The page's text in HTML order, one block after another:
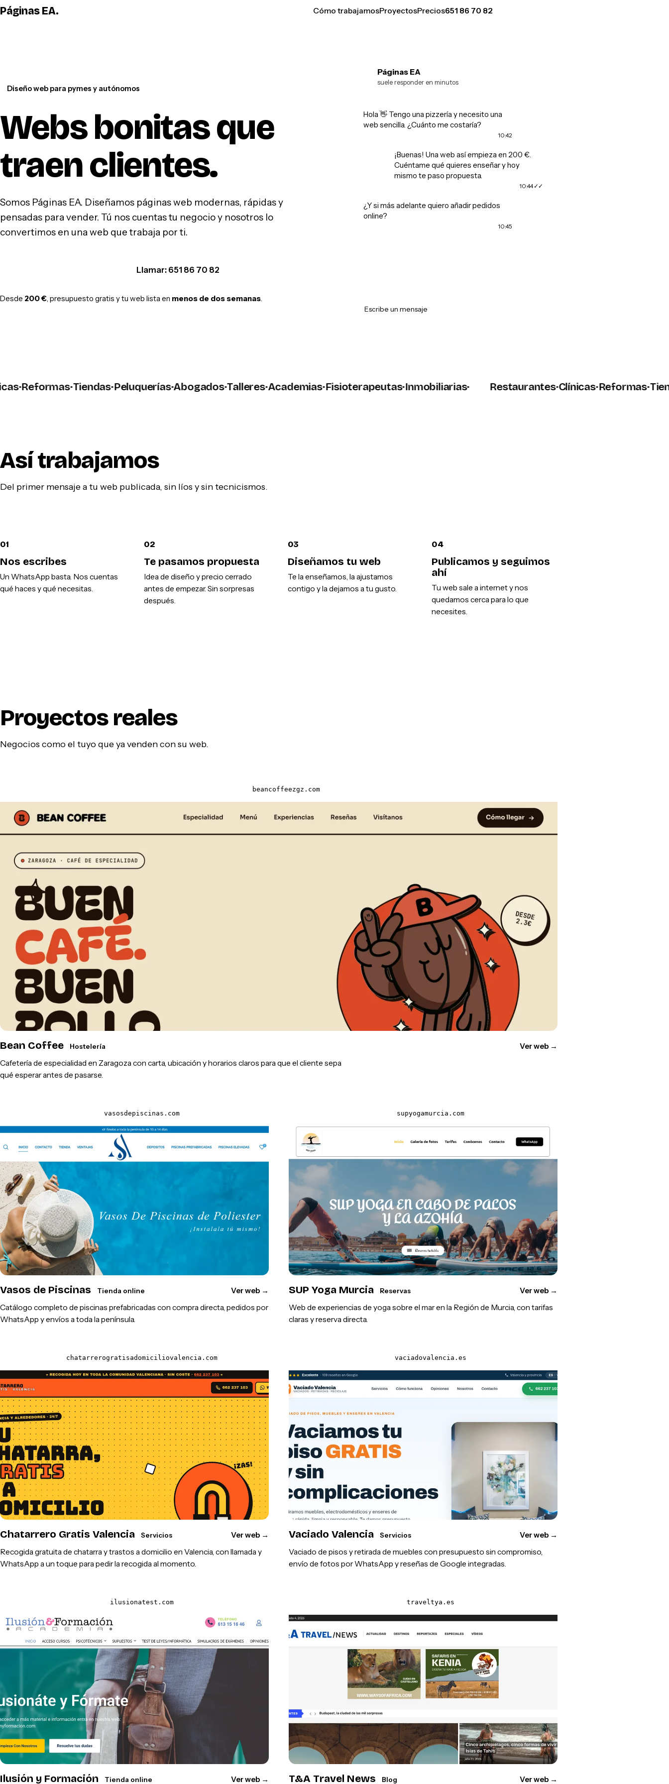
Páginas EA. Cómo trabajamosProyectosPrecios651 86 70 82
Diseño web para pymes y autónomos
Webs bonitas que
traen clientes.
Somos Páginas EA. Diseñamos páginas web modernas, rápidas y
pensadas para vender. Tú nos cuentas tu negocio y nosotros lo
convertimos en una web que trabaja por ti.
Llamar: 651 86 70 82
Desde 200 €, presupuesto gratis y tu web lista en menos de dos semanas.
Páginas EA
suele responder en minutos
Hola 👋 Tengo una pizzería y necesito una
web sencilla. ¿Cuánto me costaría?
10:42
¡Buenas! Una web así empieza en 200 €.
Cuéntame qué quieres enseñar y hoy
mismo te paso propuesta.
10:44
¿Y si más adelante quiero añadir pedidos
online?
10:45
Escribe un mensaje
Reformas·Tiendas·Peluquerías·Abogados·Talleres·Academias·Fisioterapeutas·Inmobiliarias· Restaurantes·Clínicas·Reformas·Tiendas
Así trabajamos
Del primer mensaje a tu web publicada, sin líos y sin tecnicismos.
01
Nos escribes
Un WhatsApp basta. Nos cuentas
qué haces y qué necesitas.
02
Te pasamos propuesta
Idea de diseño y precio cerrado
antes de empezar. Sin sorpresas
después.
03
Diseñamos tu web
Te la enseñamos, la ajustamos
contigo y la dejamos a tu gusto.
04
Publicamos y seguimos
ahí
Tu web sale a internet y nos
quedamos cerca para lo que
necesites.
Proyectos reales
Negocios como el tuyo que ya venden con su web.
beancoffeezgz.com
Bean Coffee Hostelería Ver web →
Cafetería de especialidad en Zaragoza con carta, ubicación y horarios claros para que el cliente sepa
qué esperar antes de pasarse.
vasosdepiscinas.com
Vasos de Piscinas Tienda online Ver web →
Catálogo completo de piscinas prefabricadas con compra directa, pedidos por
WhatsApp y envíos a toda la península.
supyogamurcia.com
SUP Yoga Murcia Reservas Ver web →
Web de experiencias de yoga sobre el mar en la Región de Murcia, con tarifas
claras y reserva directa.
chatarrerogratisadomiciliovalencia.com
Chatarrero Gratis Valencia Servicios Ver web →
Recogida gratuita de chatarra y trastos a domicilio en Valencia, con llamada y
WhatsApp a un toque para pedir la recogida al momento.
vaciadovalencia.es
Vaciado Valencia Servicios Ver web →
Vaciado de pisos y retirada de muebles con presupuesto sin compromiso,
envío de fotos por WhatsApp y reseñas de Google integradas.
ilusionatest.com
Ilusión y Formación Tienda online Ver web →
traveltya.es
T&A Travel News Blog Ver web →